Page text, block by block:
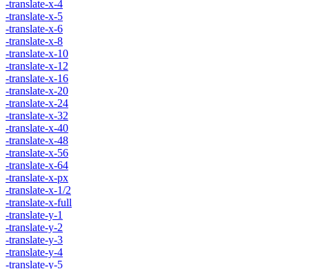
-translate-x-4
-translate-x-5
-translate-x-6
-translate-x-8
-translate-x-10
-translate-x-12
-translate-x-16
-translate-x-20
-translate-x-24
-translate-x-32
-translate-x-40
-translate-x-48
-translate-x-56
-translate-x-64
-translate-x-px
-translate-x-1/2
-translate-x-full
-translate-y-1
-translate-y-2
-translate-y-3
-translate-y-4
-translate-y-5